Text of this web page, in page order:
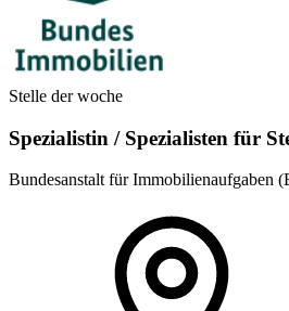
Stelle der woche
Spezialistin / Spezialisten für
Bundesanstalt für Immobilienaufgaben